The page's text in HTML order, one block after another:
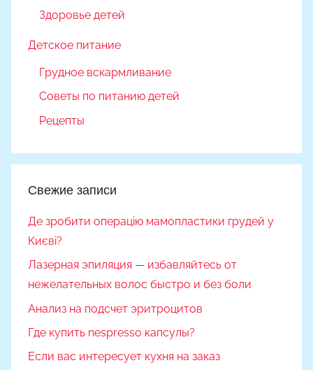
Здоровье детей
Детское питание
Грудное вскармливание
Советы по питанию детей
Рецепты
Свежие записи
Де зробити операцію мамопластики грудей у
Києві?
Лазерная эпиляция — избавляйтесь от
нежелательных волос быстро и без боли
Анализ на подсчет эритроцитов
Где купить nespresso капсулы?
Если вас интересует кухня на заказ